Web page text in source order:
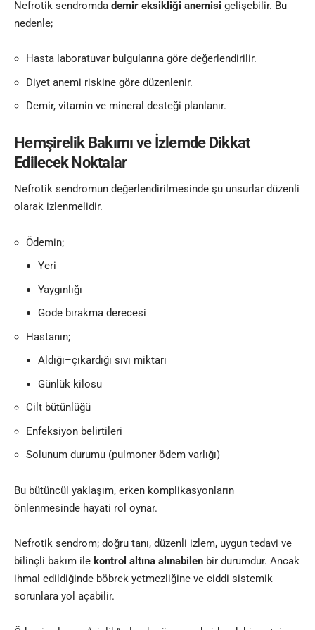
Nefrotik sendromda demir eksikliği anemisi gelişebilir. Bu
nedenle;
Hasta laboratuvar bulgularına göre değerlendirilir.
Diyet anemi riskine göre düzenlenir.
Demir, vitamin ve mineral desteği planlanır.
Hemşirelik Bakımı ve İzlemde Dikkat
Edilecek Noktalar
Nefrotik sendromun değerlendirilmesinde şu unsurlar düzenli
olarak izlenmelidir.
Ödemin;
Yeri
Yaygınlığı
Gode bırakma derecesi
Hastanın;
Aldığı–çıkardığı sıvı miktarı
Günlük kilosu
Cilt bütünlüğü
Enfeksiyon belirtileri
Solunum durumu (pulmoner ödem varlığı)
Bu bütüncül yaklaşım, erken komplikasyonların
önlenmesinde hayati rol oynar.
Nefrotik sendrom; doğru tanı, düzenli izlem, uygun tedavi ve
bilinçli bakım ile kontrol altına alınabilen bir durumdur. Ancak
ihmal edildiğinde böbrek yetmezliğine ve ciddi sistemik
sorunlara yol açabilir.